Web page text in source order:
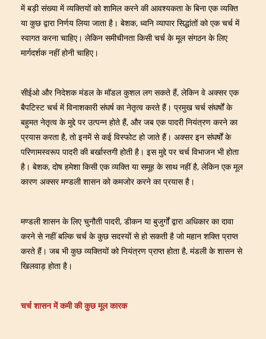
में बड़ी संख्या में व्यक्तियों को शामिल करने की आवश्यकता के बिना एक व्यक्ति
या कुछ द्वारा निर्णय लिया जाता है। बेशक, ध्वनि व्यापार सिद्धांतों को एक चर्च में
स्वागत करना चाहिए। लेकिन समीचीनता किसी चर्च के मूल संगठन के लिए
मार्गदर्शक नहीं होनी चाहिए।
सीईओ और निदेशक मंडल के मॉडल कुशल लग सकते हैं, लेकिन वे अक्सर एक
बैपटिस्ट चर्च में विनाशकारी संघर्ष का नेतृत्व करते हैं। प्रमुख चर्च संघर्षों के
बहुमत नेतृत्व के मुद्दे पर उत्पन्न होते हैं, और जब एक पादरी नियंत्रण करने का
प्रयास करता है, तो इनमें से कई विस्फोट हो जाते हैं। अक्सर इन संघर्षों के
परिणामस्वरूप पादरी की बर्खास्तगी होती है। इस मुद्दे पर चर्च विभाजन भी होता
है। बेशक, दोष हमेशा किसी एक व्यक्ति या समूह के साथ नहीं है, लेकिन एक मूल
कारण अक्सर मण्डली शासन को कमजोर करने का प्रयास है।
मण्डली शासन के लिए चुनौती पादरी, डीकन या बुजुर्गों द्वारा अधिकार का दावा
करने से नहीं बल्कि चर्च के कुछ सदस्यों से हो सकती है जो महान शक्ति प्राप्त
करते हैं। जब भी कुछ व्यक्तियों को नियंत्रण प्राप्त होता है, मंडली के शासन से
खिलवाड़ होता है।
चर्च शासन में कमी की कुछ मूल कारक